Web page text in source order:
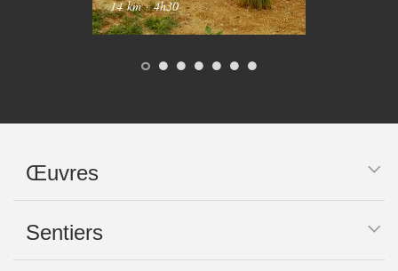
14 km·4h30
Œuvres
Sentiers